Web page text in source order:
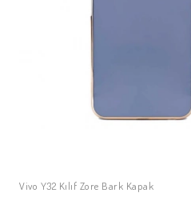
SEPETE EKLE
Vivo Y32 Kılıf Zore Bark Kapak